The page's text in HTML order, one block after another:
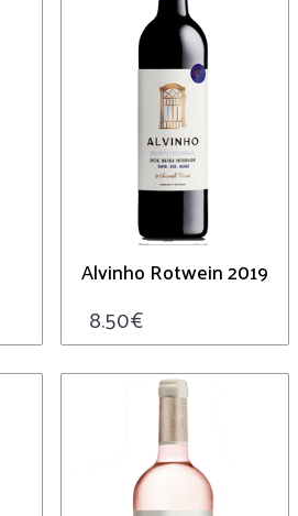
Alvinho Rotwein 2019
8.50€